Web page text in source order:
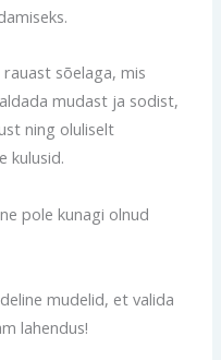
sõelaga, mis
mudast ja sodist,
ning oluliselt
kulusid.
pole kunagi olnud
mudelid, et valida
lahendus!